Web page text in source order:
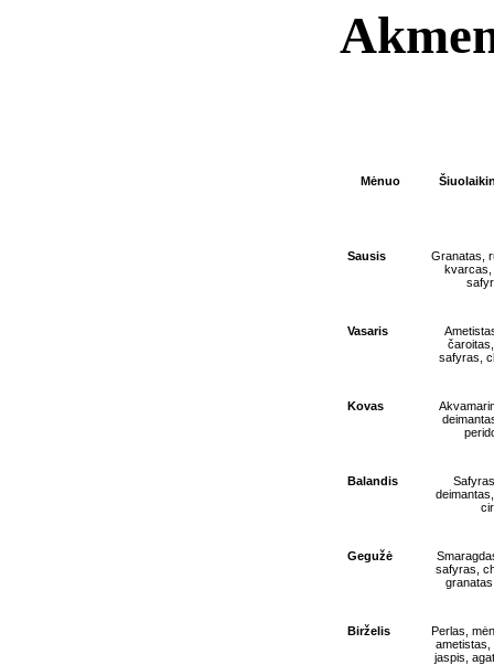
Mėnuo
Sausis
Granatas,
kvarcas,
Vasaris
safyras,
Kovas
Balandis
Gegužė
safyras,
Birželis
Perlas,
ametistas,
jaspis,